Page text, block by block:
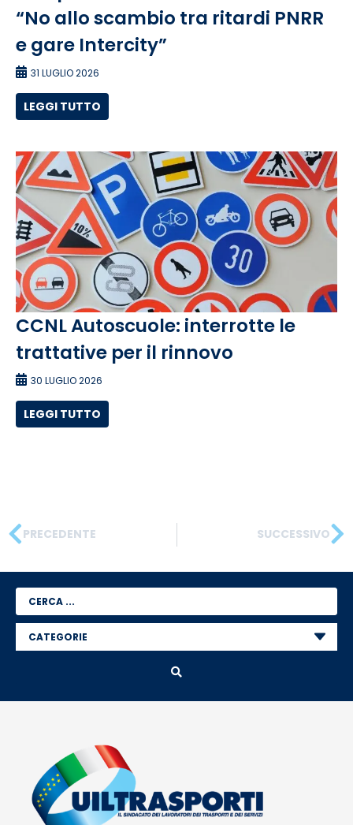
“No allo scambio tra ritardi PNRR
e gare Intercity”
31 LUGLIO 2026
LEGGI TUTTO
CCNL Autoscuole: interrotte le
trattative per il rinnovo
30 LUGLIO 2026
LEGGI TUTTO
PRECEDENTE SUCCESSIVO